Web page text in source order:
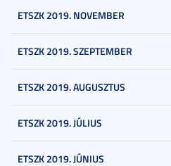
ETSZK 2019. NOVEMBER
ETSZK 2019. SZEPTEMBER
ETSZK 2019. AUGUSZTUS
ETSZK 2019. JÚLIUS
ETSZK 2019. JÚNIUS